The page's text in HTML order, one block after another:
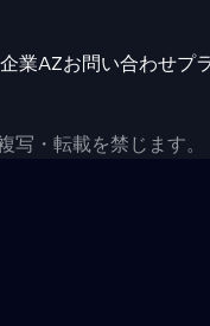
企業AZお問い合わせプ
・転載を禁じます。